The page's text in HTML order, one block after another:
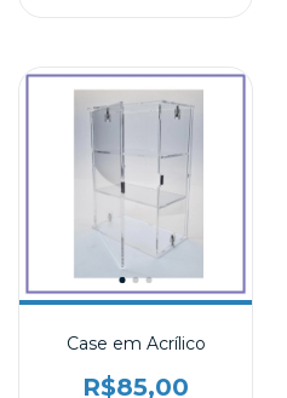
Case em Acrílico
R$85,00